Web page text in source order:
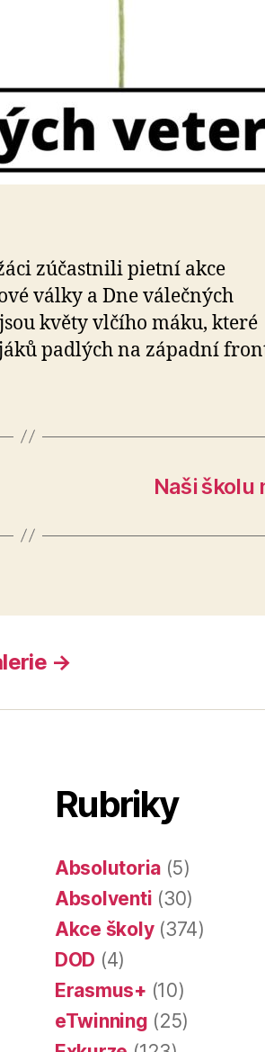
zúčastnili pietní akce
války a Dne válečných
květy vlčího máku, které
padlých na západní
Naši školu
→
Rubriky
Absolutoria (5)
Absolventi (30)
Akce školy(374)
DOD (4)
Erasmus+ (10)
eTwinning (25)